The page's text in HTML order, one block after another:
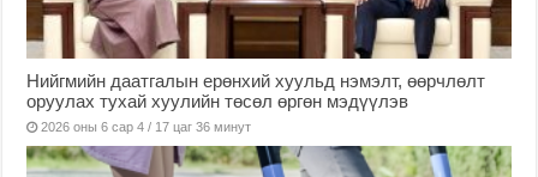
Нийгмийн даатгалын ерөнхий хуульд нэмэлт, өөрчлөлт
оруулах тухай хуулийн төсөл өргөн мэдүүлэв
2026 оны 6 сар 4 / 17 цаг 36 минут